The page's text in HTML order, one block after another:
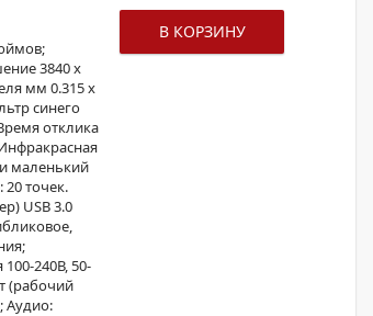
3840 x
мм 0.315 x
синего
отклика
маленький
20 точек.
USB 3.0
240В, 50-
(рабочий
Аудио:
В КОРЗИНУ